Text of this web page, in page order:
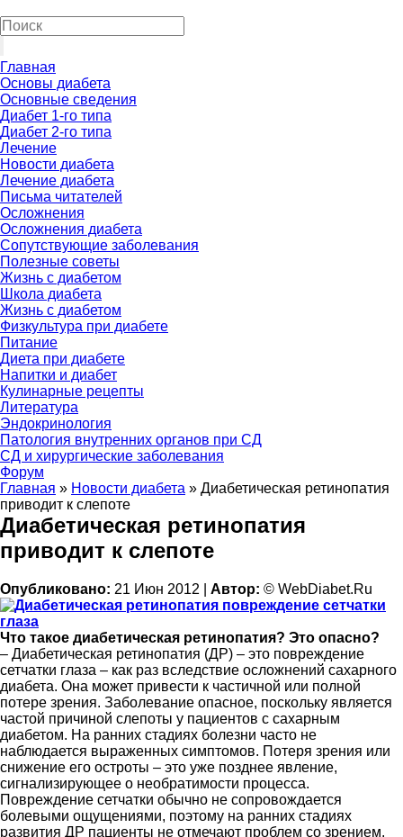
Главная
Основы диабета
Основные сведения
Диабет 1-го типа
Диабет 2-го типа
Лечение
Новости диабета
Лечение диабета
Письма читателей
Осложнения
Осложнения диабета
Сопутствующие заболевания
Полезные советы
Жизнь с диабетом
Школа диабета
Жизнь с диабетом
Физкультура при диабете
Питание
Диета при диабете
Напитки и диабет
Кулинарные рецепты
Литература
Эндокринология
Патология внутренних органов при СД
СД и хирургические заболевания
Форум
Главная » Новости диабета » Диабетическая ретинопатия
приводит к слепоте
Диабетическая ретинопатия
приводит к слепоте
Опубликовано: 21 Июн 2012 | Автор: © WebDiabet.Ru
Что такое диабетическая ретинопатия? Это опасно?
– Диабетическая ретинопатия (ДР) – это повреждение
сетчатки глаза – как раз вследствие осложнений сахарного
диабета. Она может привести к частичной или полной
потере зрения. Заболевание опасное, поскольку является
частой причиной слепоты у пациентов с сахарным
диабетом. На ранних стадиях болезни часто не
наблюдается выраженных симптомов. Потеря зрения или
снижение его остроты – это уже позднее явление,
сигнализирующее о необратимости процесса.
Повреждение сетчатки обычно не сопровождается
болевыми ощущениями, поэтому на ранних стадиях
развития ДР пациенты не отмечают проблем со зрением.